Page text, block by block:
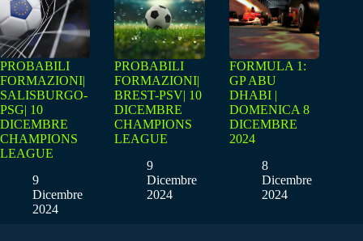
PROBABILI
FORMAZIONI|
SALISBURGO-
PSG| 10
DICEMBRE
CHAMPIONS
LEAGUE
9
Dicembre
2024
PROBABILI
FORMAZIONI|
BREST-PSV| 10
DICEMBRE
CHAMPIONS
LEAGUE
9
Dicembre
2024
FORMULA 1:
GP ABU
DHABI |
DOMENICA 8
DICEMBRE
2024
8
Dicembre
2024